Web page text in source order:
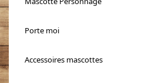
Porte moi
Accessoires mascottes